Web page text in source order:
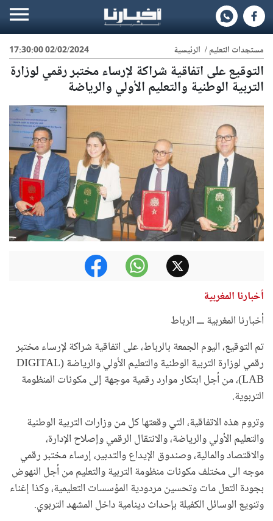
02/02/2024 17:30:00 مستجدات التعليم/ الرئيسية
التوقيع على اتفاقية شراكة لإرساء مختبر رقمي لوزارة
التربية الوطنية والتعليم الأولي والرياضة
أخبارنا المغربية
أخبارنا المغربية ـــ الرباط
تم التوقيع، اليوم الجمعة بالرباط، على اتفاقية شراكة لإرساء مختبر
رقمي لوزارة التربية الوطنية والتعليم الأولي والرياضة (DIGITAL
LAB)، من أجل ابتكار موارد رقمية موجهة إلى مكونات المنظومة
التربوية.
وتروم هذه الاتفاقية، التي وقعتها كل من وزارات التربية الوطنية
والتعليم الأولي والرياضة، والانتقال الرقمي وإصلاح الإدارة،
والاقتصاد والمالية، وصندوق الإيداع والتدبير، إرساء مختبر رقمي
موجه الى مختلف مكونات منظومة التربية والتعليم من أجل النهوض
بجودة التعل مات وتحسين مردودية المؤسسات التعليمية، وكذا إغناء
وتنويع الوسائل الكفيلة بإحداث دينامية داخل المشهد التربوي.